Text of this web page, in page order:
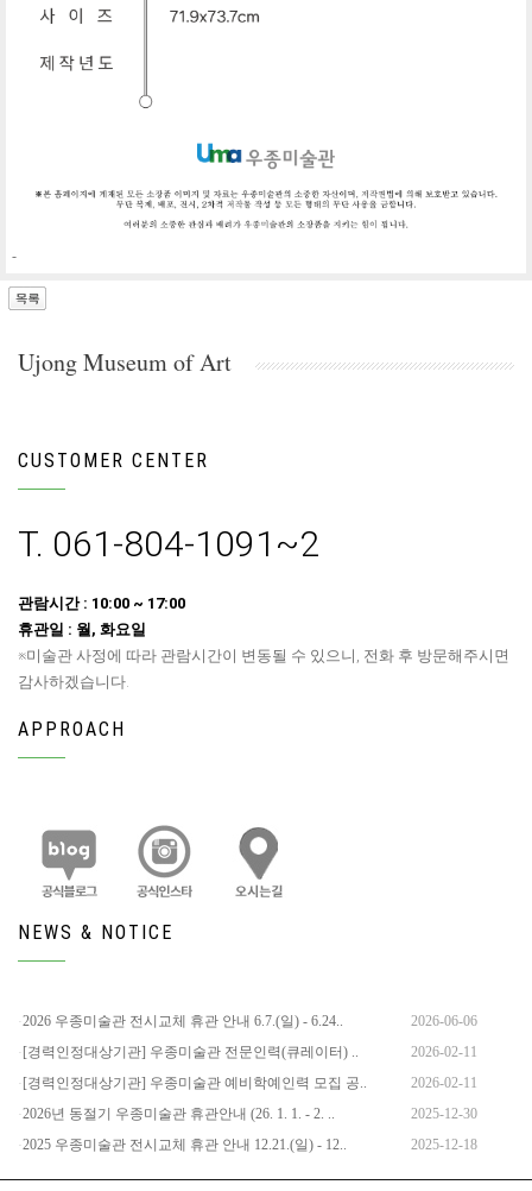
-
Ujong Museum of Art
CUSTOMER CENTER
T. 061-804-1091~2
관람시간 : 10:00 ~ 17:00
휴관일 : 월, 화요일
※미술관 사정에 따라 관람시간이 변동될 수 있으니, 전화 후 방문해주시면
감사하겠습니다.
APPROACH
NEWS & NOTICE
2026 우종미술관 전시교체 휴관 안내 6.7.(일) - 6.24..
2026-06-06
[경력인정대상기관] 우종미술관 전문인력(큐레이터) ..
2026-02-11
[경력인정대상기관] 우종미술관 예비학예인력 모집 공..
2026-02-11
2026년 동절기 우종미술관 휴관안내 (26. 1. 1. - 2. ..
2025-12-30
2025 우종미술관 전시교체 휴관 안내 12.21.(일) - 12..
2025-12-18